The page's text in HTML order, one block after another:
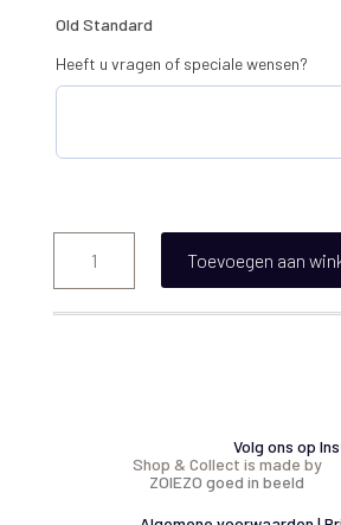
Old Standard
Heeft u vragen of speciale wensen?
Grote,
zonder
passe-
Toevoegen aan
Volg ons op
Shop & Collect is made by
ZOIEZO goed in beeld